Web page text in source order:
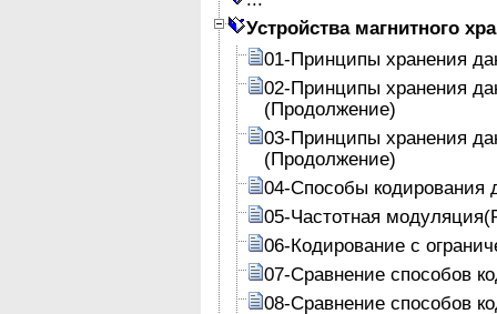
Устройства магнитного
01-Принципы хранения
02-Принципы хранения
(Продолжение)
03-Принципы хранения
(Продолжение)
04-Способы кодирования
05-Частотная
06-Кодирование с
07-Сравнение способов
08-Сравнение способов